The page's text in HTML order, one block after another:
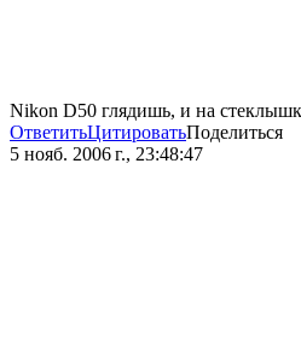
Nikon D50 глядишь, и на
ОтветитьЦитироватьПоделиться
5 нояб. 2006 г., 23:48:47